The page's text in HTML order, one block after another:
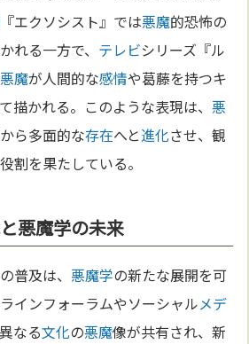
『エクソシスト』では悪魔的恐怖の
れる一方で、 テレビシリーズ『ル
悪魔が人間的な感情や葛藤を持つキ
描かれる。このような表現は、悪
ら多面的な存在へと進化させ、観
割を果たしている。
悪魔学の未来
普及は、悪魔学の新たな展開を可
インフォーラムやソーシャルメデ
なる文化の悪魔像が共有され、新